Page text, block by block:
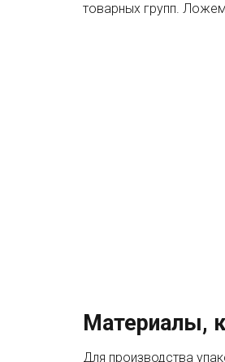
товарных групп.
Материалы,
Для производства